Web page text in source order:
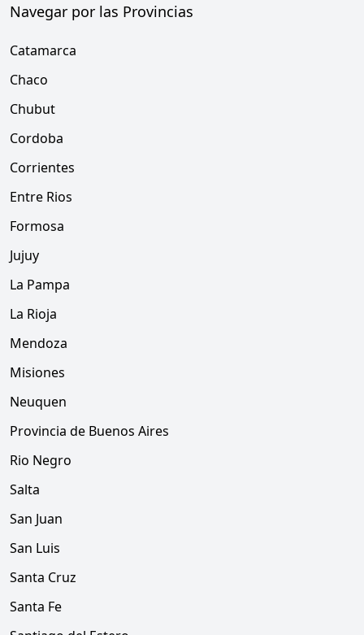
Navegar por las Provincias
Catamarca
Chaco
Chubut
Cordoba
Corrientes
Entre Rios
Formosa
Jujuy
La Pampa
La Rioja
Mendoza
Misiones
Neuquen
Provincia de Buenos Aires
Rio Negro
Salta
San Juan
San Luis
Santa Cruz
Santa Fe